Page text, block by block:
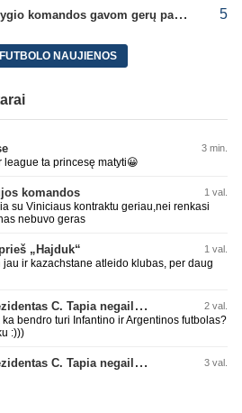
A. Tapinas: „Iš europinio lygio komandos gavom gerų pamokų“ 5
NAUJIENOS
3 min.
ta princesę matyti😀
komandos 1 val.
su Viniciaus kontraktu geriau,nei renkasi
nebuvo geras
„Hajduk“ 1 val.
ir kazachstane atleido klubas, per daug
Argentinos federacijos prezidentas C. Tapia negailėjo pagyrų G. Infantino 2 val.
bendro turi Infantino ir Argentinos futbolas?
:)))
Argentinos federacijos prezidentas C. Tapia negailėjo pagyrų G. Infantino 3 val.